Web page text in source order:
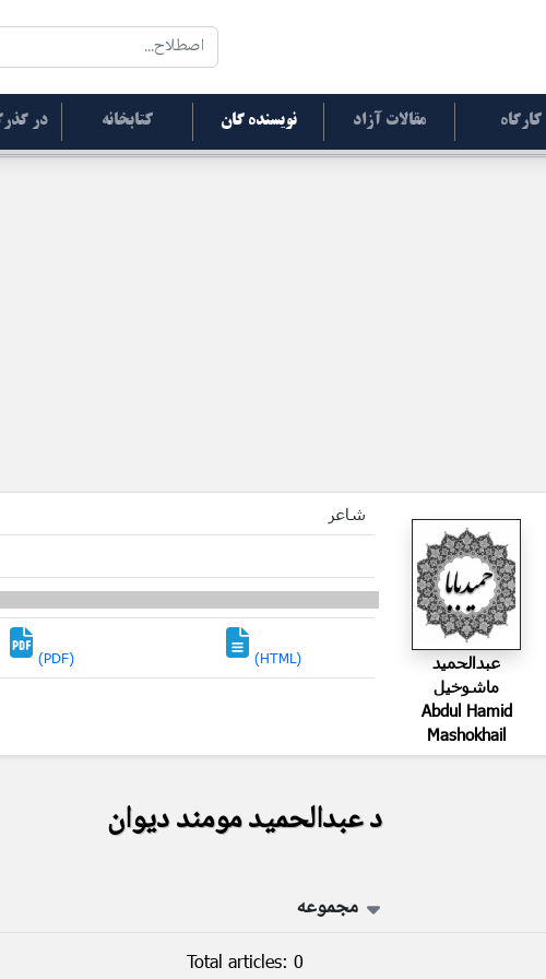
کارگاه مقالات آزاد نویسنده گان کتابخانه در
شاعر
(PDF) (HTML)
عبدالحمید
ماشوخیل
Abdul Hamid
Mashokhail
د عبدالحمید مومند دیوان
مجموعه
Total articles: 0